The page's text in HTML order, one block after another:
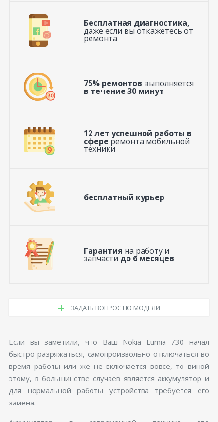
Бесплатная диагностика,
даже если вы откажетесь от
ремонта
75% ремонтов выполняется
в течение 30 минут
12 лет успешной работы в
сфере ремонта мобильной
техники
бесплатный курьер
Гарантия на работу и
запчасти до 6 месяцев
ЗАДАТЬ ВОПРОС ПО МОДЕЛИ
Если вы заметили, что Ваш Nokia Lumia 730 начал
быстро разряжаться, самопроизвольно отключаться во
время работы или же не включается вовсе, то виной
этому, в большинстве случаев является аккумулятор и
для нормальной работы устройства требуется его
замена.